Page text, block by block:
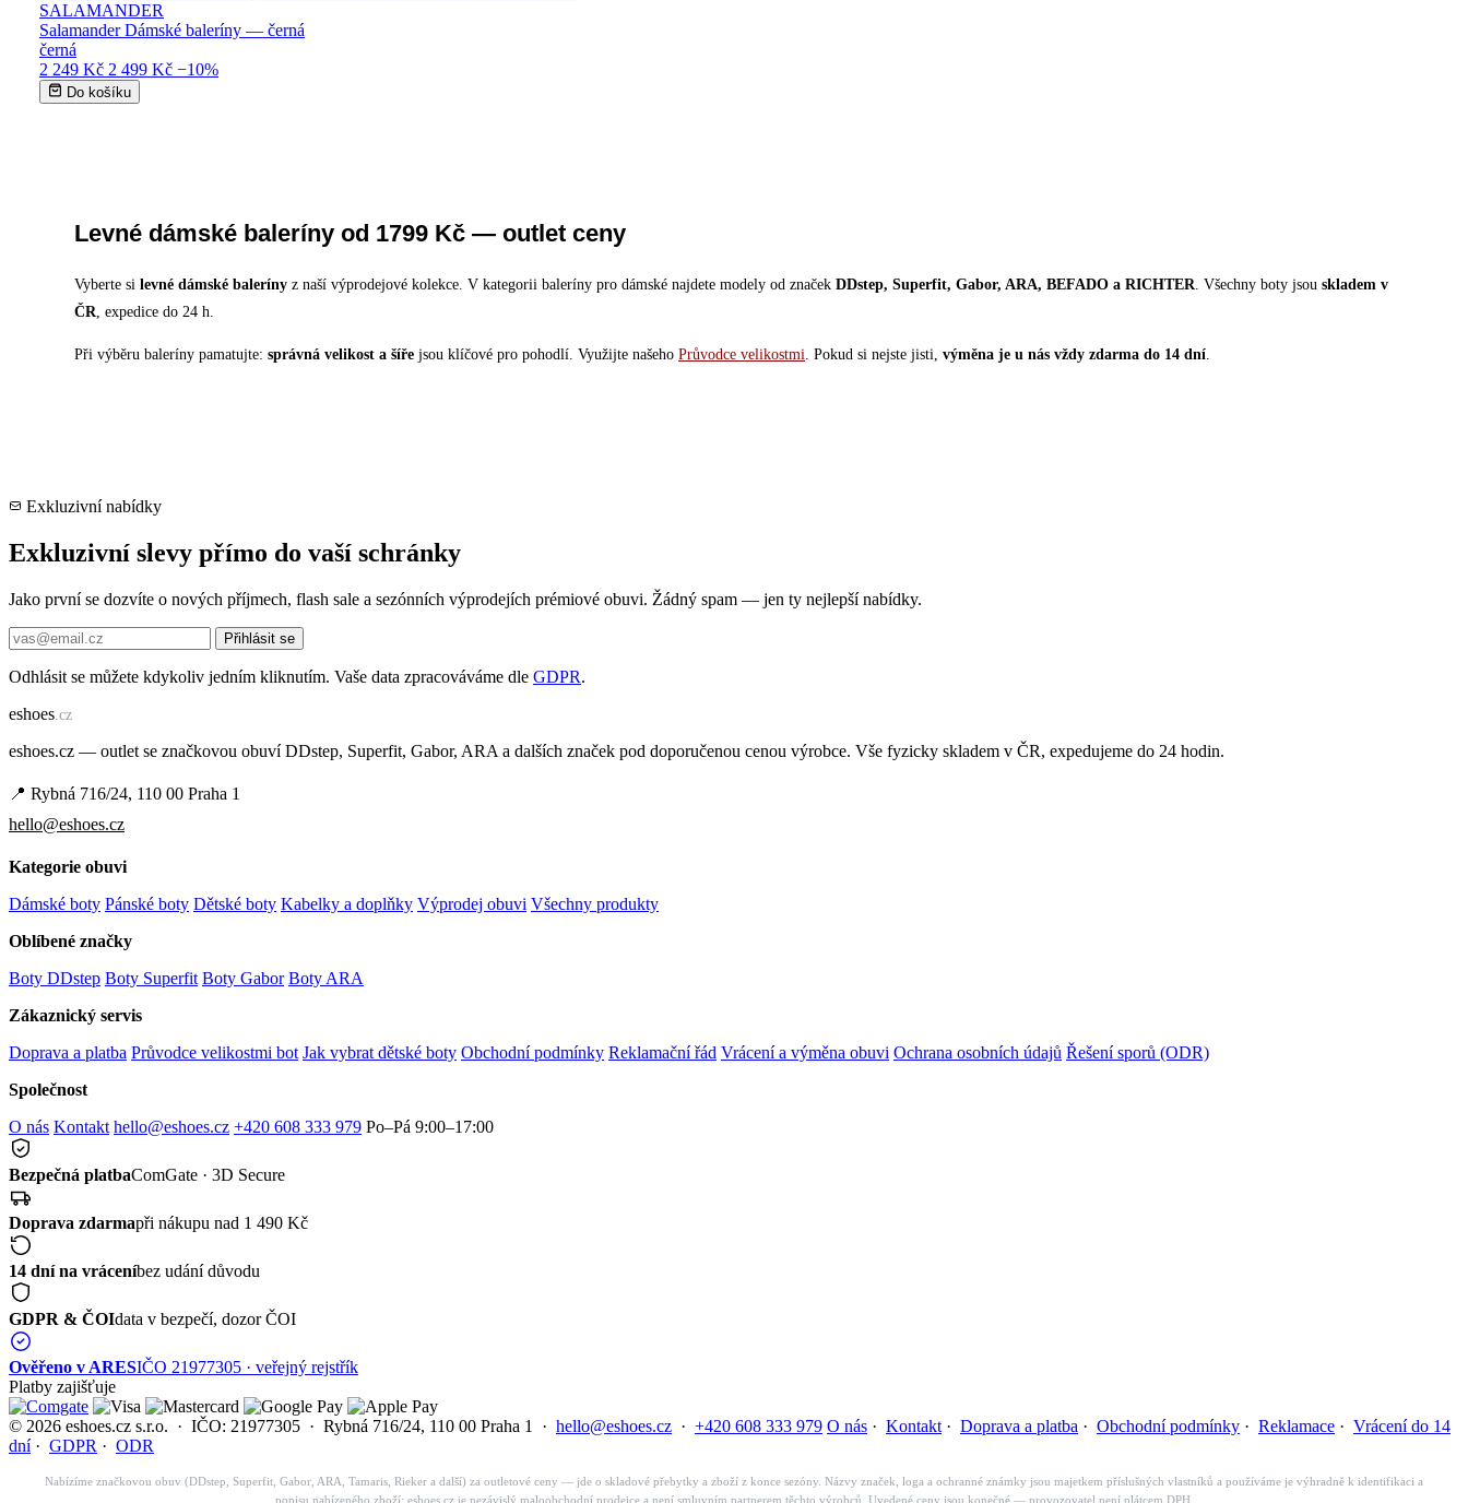
SALAMANDER
Salamander Dámské baleríny — černá
černá
2 249 Kč 2 499 Kč −10%
Do košíku
Levné dámské baleríny od 1799 Kč — outlet ceny
Vyberte si levné dámské baleríny z naší výprodejové kolekce. V kategorii baleríny pro dámské najdete modely od značek DDstep, Superfit, Gabor, ARA, BEFADO a RICHTER . Všechny boty jsou skladem v
ČR , expedice do 24 h.
Při výběru baleríny pamatujte: správná velikost a šíře jsou klíčové pro pohodlí. Využijte našeho Průvodce velikostmi . Pokud si nejste jisti, výměna je u nás vždy zdarma do 14 dní
Exkluzivní nabídky
Exkluzivní slevy přímo do vaší schránky
Jako první se dozvíte o nových příjmech, flash sale a sezónních výprodejích prémiové obuvi. Žádný spam — jen ty nejlepší nabídky.
Přihlásit se
Odhlásit se můžete kdykoliv jedním kliknutím. Vaše data zpracováváme dle GDPR.
eshoes .cz
eshoes.cz — outlet se značkovou obuví DDstep, Superfit, Gabor, ARA a dalších značek pod doporučenou cenou výrobce. Vše fyzicky skladem v ČR, expedujeme do 24 hodin.
📍 Rybná 716/24, 110 00 Praha 1
hello@eshoes.cz
Kategorie obuvi
Dámské boty Pánské boty Dětské boty Kabelky a doplňky Výprodej obuvi Všechny produkty
Oblíbené značky
Boty DDstep Boty Superfit Boty Gabor Boty ARA
Zákaznický servis
Doprava a platba Průvodce velikostmi bot Jak vybrat dětské boty Obchodní podmínky Reklamační řád Vrácení a výměna obuvi Ochrana osobních údajů Řešení sporů (ODR)
Společnost
O nás Kontakt hello@eshoes.cz +420 608 333 979 Po–Pá 9:00–17:00
Bezpečná platbaComGate · 3D Secure
Doprava zdarmapři nákupu nad 1 490 Kč
14 dní na vráceníbez udání důvodu
GDPR & ČOIdata v bezpečí, dozor ČOI
Ověřeno v ARESIČO 21977305 · veřejný rejstřík
Platby zajišťuje
© 2026 eshoes.cz s.r.o. · IČO: 21977305 · Rybná 716/24, 110 00 Praha 1 · hello@eshoes.cz · +420 608 333 979 O nás · Kontakt · Doprava a platba · Obchodní podmínky · Reklamace · Vrácení do 14
dní· GDPR · ODR
Nabízíme značkovou obuv (DDstep, Superfit, Gabor, ARA, Tamaris, Rieker a další) za outletové ceny — jde o skladové přebytky a zboží z konce sezóny. Názvy značek, loga a ochranné známky jsou majetkem příslušných vlastníků a používáme je výhradně k identifikaci a
popisu nabízeného zboží; eshoes.cz je nezávislý maloobchodní prodejce a není smluvním partnerem těchto výrobců. Uvedené ceny jsou konečné — provozovatel není plátcem DPH.